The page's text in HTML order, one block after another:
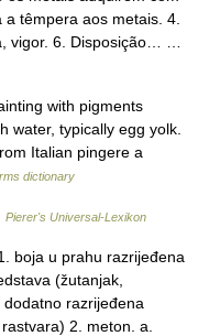
têmpera aos metais. 4.
vigor. 6. Disposição… …
with pigments
water, typically egg yolk.
Italian pingere a
dictionary
Pierer's Universal-Lexikon
boja u prahu razrijeđena
(žutanjak,
razrijeđena
2. meton. a.